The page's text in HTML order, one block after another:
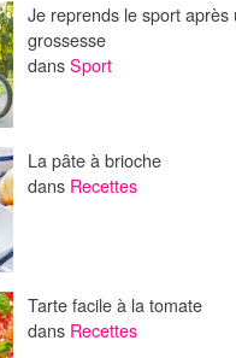
Je reprends le sport après
grossesse
dansSport
La pâte à brioche
dans Recettes
Tarte facile à la tomate
dans Recettes